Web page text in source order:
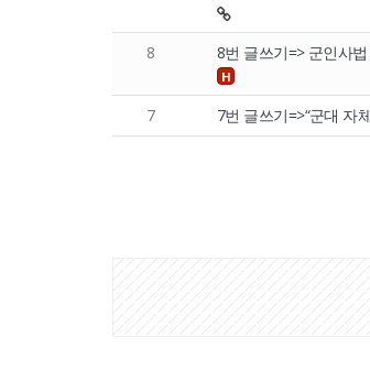
8 8번 글쓰기=> 군인사
H
7 7번 글쓰기=>“군대 자